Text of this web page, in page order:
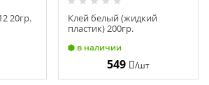
20гр.
Клей белый (жидкий
пластик) 200гр.
в наличии
549 /шт